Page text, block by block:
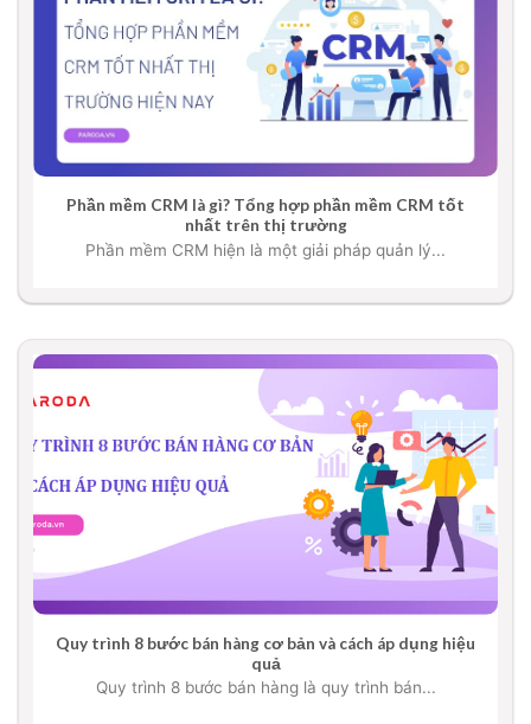
Phần mềm CRM là gì? Tổng hợp phần mềm CRM tốt
nhất trên thị trường
Phần mềm CRM hiện là một giải pháp quản lý...
Quy trình 8 bước bán hàng cơ bản và cách áp dụng hiệu
quả
Quy trình 8 bước bán hàng là quy trình bán...